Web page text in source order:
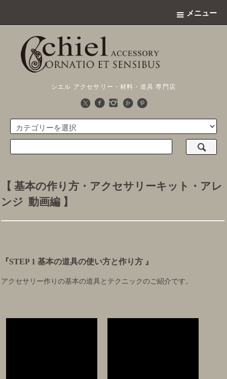
メニュー
シエル アクセサリー・材料・道具 専門店
【 基本の作り方・アクセサリーキット・アレ
ンジ 動画編 】
『STEP 1 基本の道具の使い方と作り方 』
アクセサリー作りの基本の道具とテクニックのご紹介です。